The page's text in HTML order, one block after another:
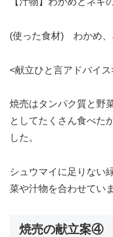
(使った食材) わかめ、
<献立ひと言アドバイス
焼売はタンパク質と野
としてたくさん食べた
した。
シュウマイに足りない
菜や汁物を合わせていま
焼売の献立案④